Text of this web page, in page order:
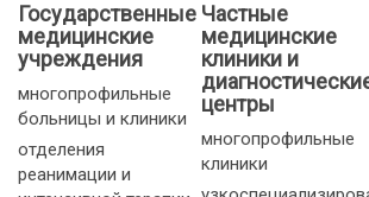
Государственные
медицинские
учреждения
многопрофильные
больницы и клиники
отделения
реанимации и
Частные
медицинские
клиники и
центры
многопрофильные
клиники